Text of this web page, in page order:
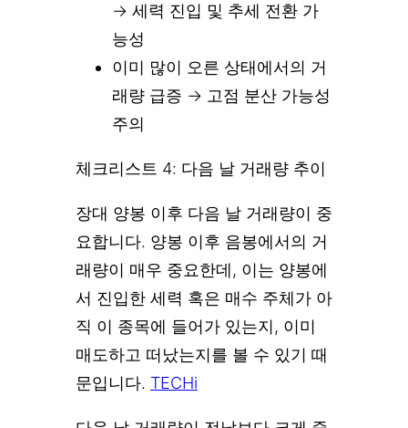
→ 세력 진입 및 추세 전환 가
능성
이미 많이 오른 상태에서의 거
래량 급증 → 고점 분산 가능성
주의
체크리스트 4: 다음 날 거래량 추이
장대 양봉 이후 다음 날 거래량이 중
요합니다. 양봉 이후 음봉에서의 거
래량이 매우 중요한데, 이는 양봉에
서 진입한 세력 혹은 매수 주체가 아
직 이 종목에 들어가 있는지, 이미
매도하고 떠났는지를 볼 수 있기 때
문입니다. TECHi